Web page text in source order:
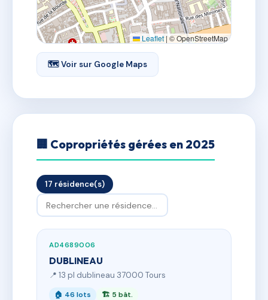
Leaflet |© OpenStreetMap
🗺 Voir sur Google Maps
🏢 Copropriétés gérées en 2025
17 résidence(s)
AD4689006
DUBLINEAU
📍 13 pl dublineau 37000 Tours
🏠 46 lots 🏗 5 bât.